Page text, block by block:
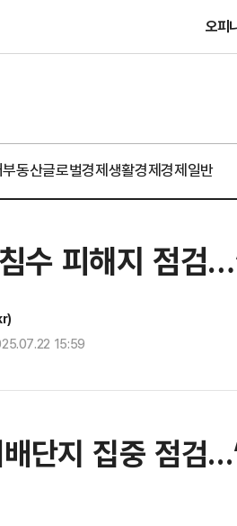
오피
부동산글로벌경제생활경제경제일반
수 피해지 점검
15:59
배단지 집중 점검